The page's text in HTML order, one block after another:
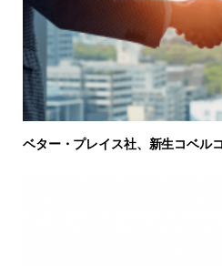
ベター・プレイス社、新生コベル